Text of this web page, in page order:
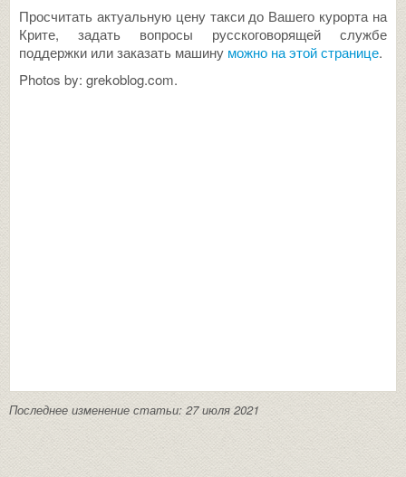
Просчитать актуальную цену такси до Вашего курорта на
Крите, задать вопросы русскоговорящей службе
поддержки или заказать машину можно на этой странице.
Photos by: grekoblog.com.
Последнее изменение статьи: 27 июля 2021